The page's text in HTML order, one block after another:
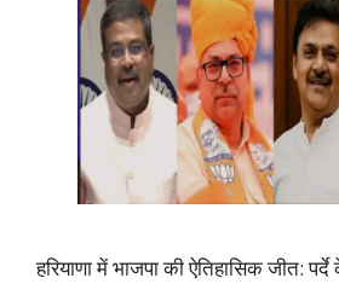
हरियाणा में भाजपा की ऐतिहासिक जीत: